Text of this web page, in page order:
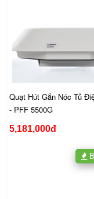
Quạt Hút Gắn Nóc Tủ
- PFF 5500G
5,181,000đ